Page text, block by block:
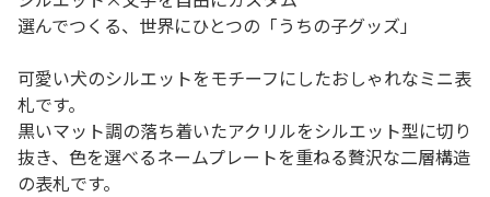
選んでつくる、世界にひとつの「うちの子グッズ」
可愛い犬のシルエットをモチーフにしたおしゃれなミニ表
札です。
黒いマット調の落ち着いたアクリルをシルエット型に切り
抜き、色を選べるネームプレートを重ねる贅沢な二層構造
の表札です。